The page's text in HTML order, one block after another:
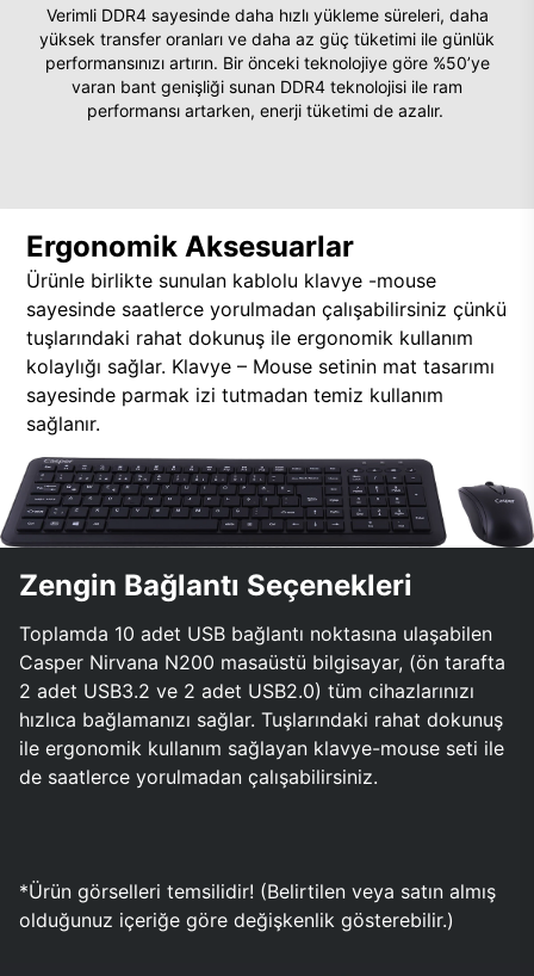
Verimli DDR4 sayesinde daha hızlı yükleme süreleri, daha
yüksek transfer oranları ve daha az güç tüketimi ile günlük
performansınızı artırın. Bir önceki teknolojiye göre %50’ye
varan bant genişliği sunan DDR4 teknolojisi ile ram
performansı artarken, enerji tüketimi de azalır.
Ergonomik Aksesuarlar
Ürünle birlikte sunulan kablolu klavye -mouse
sayesinde saatlerce yorulmadan çalışabilirsiniz çünkü
tuşlarındaki rahat dokunuş ile ergonomik kullanım
kolaylığı sağlar. Klavye – Mouse setinin mat tasarımı
sayesinde parmak izi tutmadan temiz kullanım
sağlanır.
Zengin Bağlantı Seçenekleri
Toplamda 10 adet USB bağlantı noktasına ulaşabilen
Casper Nirvana N200 masaüstü bilgisayar, (ön tarafta
2 adet USB3.2 ve 2 adet USB2.0) tüm cihazlarınızı
hızlıca bağlamanızı sağlar. Tuşlarındaki rahat dokunuş
ile ergonomik kullanım sağlayan klavye-mouse seti ile
de saatlerce yorulmadan çalışabilirsiniz.
*Ürün görselleri temsilidir! (Belirtilen veya satın almış
olduğunuz içeriğe göre değişkenlik gösterebilir.)